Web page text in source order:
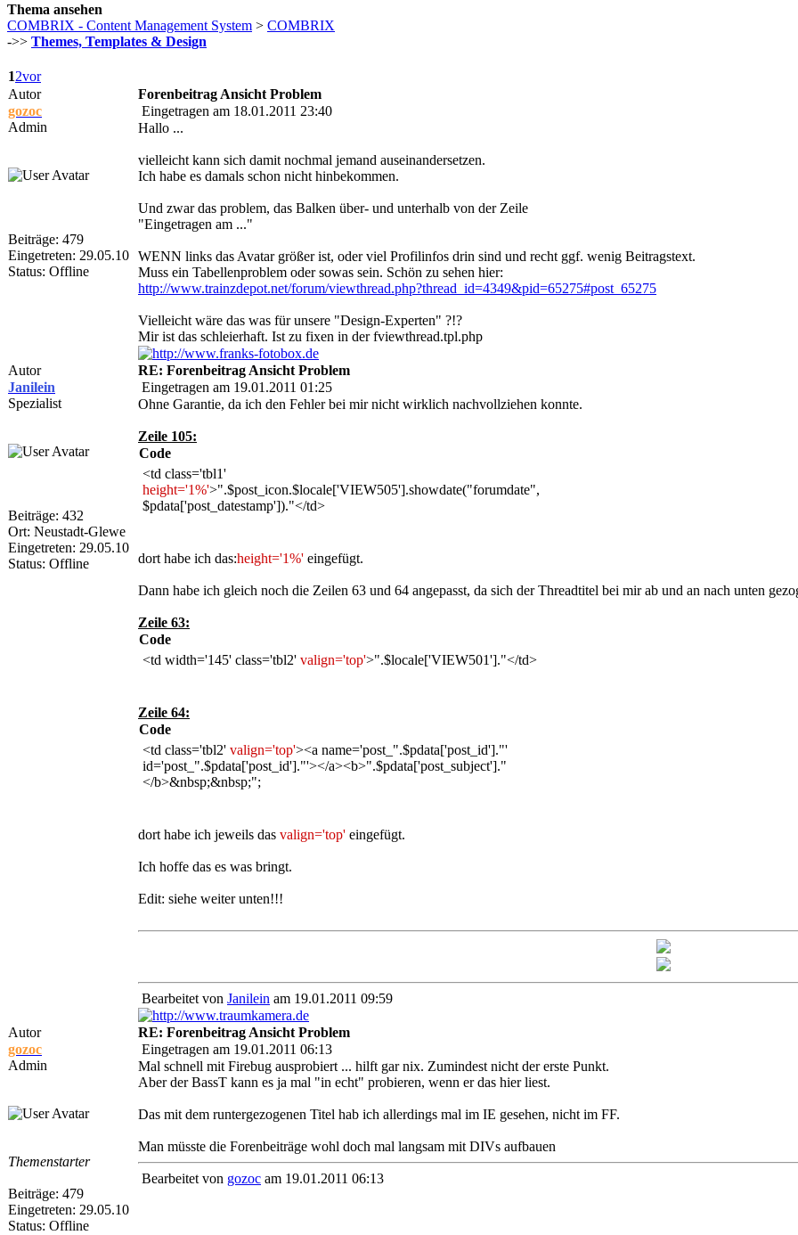
Thema ansehen
COMBRIX - Content Management System > COMBRIX
->> Themes, Templates & Design
12vor
Autor
Forenbeitrag Ansicht Problem
gozoc
Admin
Beiträge: 479
Eingetreten: 29.05.10
Status: Offline
Eingetragen am 18.01.2011 23:40
Hallo ...
vielleicht kann sich damit nochmal jemand auseinandersetzen.
Ich habe es damals schon nicht hinbekommen.
Und zwar das problem, das Balken über- und unterhalb von der Zeile
"Eingetragen am ..."
WENN links das Avatar größer ist, oder viel Profilinfos drin sind und recht ggf. wenig Beitragstext.
Muss ein Tabellenproblem oder sowas sein. Schön zu sehen hier:
http://www.trainzdepot.net/forum/viewthread.php?thread_id=4349&pid=65275#post_65275
Vielleicht wäre das was für unsere "Design-Experten" ?!?
Mir ist das schleierhaft. Ist zu fixen in der fviewthread.tpl.php
Autor RE: Forenbeitrag Ansicht Problem
Janilein
Spezialist
Beiträge: 432
Ort: Neustadt-Glewe
Eingetreten: 29.05.10
Status: Offline
Eingetragen am 19.01.2011 01:25
Ohne Garantie, da ich den Fehler bei mir nicht wirklich nachvollziehen konnte.
Zeile 105:
Code
<td class='tbl1'
height='1%'>".$post_icon.$locale['VIEW505'].showdate("forumdate",
$pdata['post_datestamp'])."</td>
dort habe ich das:height='1%' eingefügt.
Dann habe ich gleich noch die Zeilen 63 und 64 angepasst, da sich der Threadtitel bei mir ab und an nach unten
Zeile 63:
Code
<td width='145' class='tbl2' valign='top'>".$locale['VIEW501']."</td>
Zeile 64:
Code
<td class='tbl2' valign='top'><a name='post_".$pdata['post_id']."'
id='post_".$pdata['post_id']."'></a><b>".$pdata['post_subject']."
</b>&nbsp;&nbsp;";
dort habe ich jeweils das valign='top' eingefügt.
Ich hoffe das es was bringt.
Edit: siehe weiter unten!!!
Bearbeitet von Janilein am 19.01.2011 09:59
Autor RE: Forenbeitrag Ansicht Problem
gozoc
Admin
Themenstarter
Beiträge: 479
Eingetreten: 29.05.10
Status: Offline
Eingetragen am 19.01.2011 06:13
Mal schnell mit Firebug ausprobiert ... hilft gar nix. Zumindest nicht der erste Punkt.
Aber der BassT kann es ja mal "in echt" probieren, wenn er das hier liest.
Das mit dem runtergezogenen Titel hab ich allerdings mal im IE gesehen, nicht im FF.
Man müsste die Forenbeiträge wohl doch mal langsam mit DIVs aufbauen
Bearbeitet von gozoc am 19.01.2011 06:13